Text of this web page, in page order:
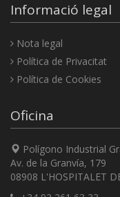
Informació legal
Nota legal
Política de Privacitat
Política de Cookies
Oficina
Polígono Industrial
Av. de la Granvía, 179
08908 L'HOSPITALET